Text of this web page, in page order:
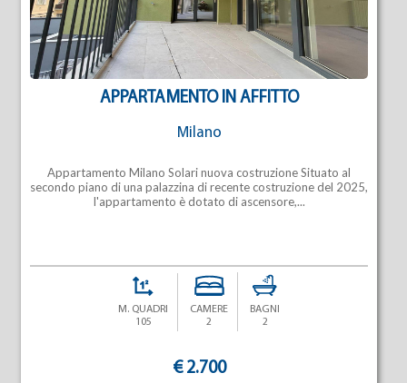
APPARTAMENTO IN AFFITTO
Milano
Appartamento Milano Solari nuova costruzione Situato al
secondo piano di una palazzina di recente costruzione del 2025,
l'appartamento è dotato di ascensore,...
M. QUADRI
105
CAMERE
2
BAGNI
2
€ 2.700